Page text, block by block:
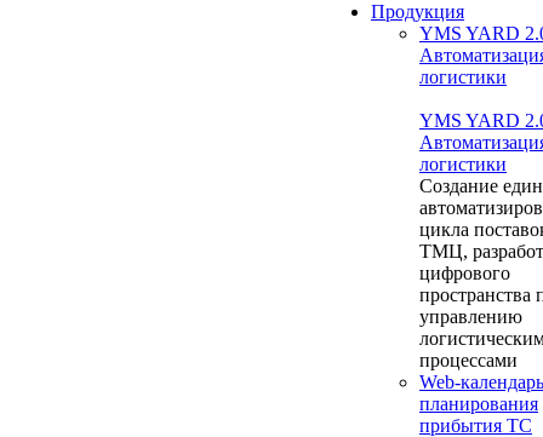
Продукция
YMS YARD
логистики
YMS YARD
логистики
Создание
цикла
ТМЦ,
цифрового
пространства
управлению
процессами
Web-календарь
планирования
прибытия ТС